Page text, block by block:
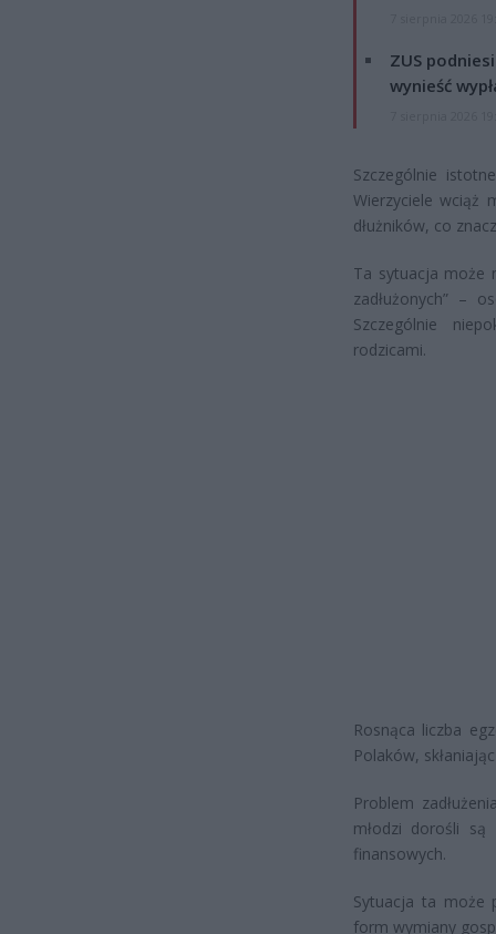
ZUS
wynieść
Szczególnie
Wierzyciele wciąż
dłużników, co
Ta sytuacja może
zadłużonych” –
Szczególnie
rodzicami.
Rosnąca liczba
Polaków,
Problem
młodzi dorośli
finansowych.
Sytuacja ta może
form wymiany